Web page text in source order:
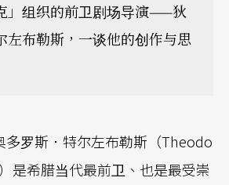
」组织的前卫剧场导演——狄
左布勒斯，一谈他的创作与思
多罗斯．特尔左布勒斯（Theodo
是希腊当代最前卫、也是最受崇